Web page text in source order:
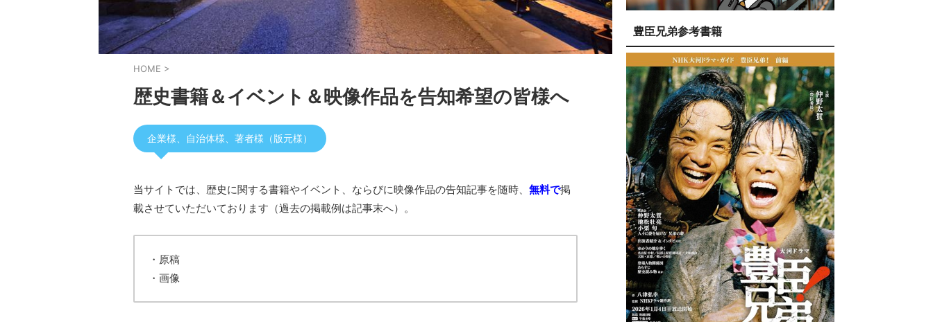
HOME >
歴史書籍＆イベント＆映像作品を告知希望の皆様へ
企業様、自治体様、著者様（版元様）
当サイトでは、歴史に関する書籍やイベント、ならびに映像作品の告知記事を随時、 無料で掲
載させていただいております（過去の掲載例は記事末へ）。
・原稿
・画像
豊臣兄弟参考書籍